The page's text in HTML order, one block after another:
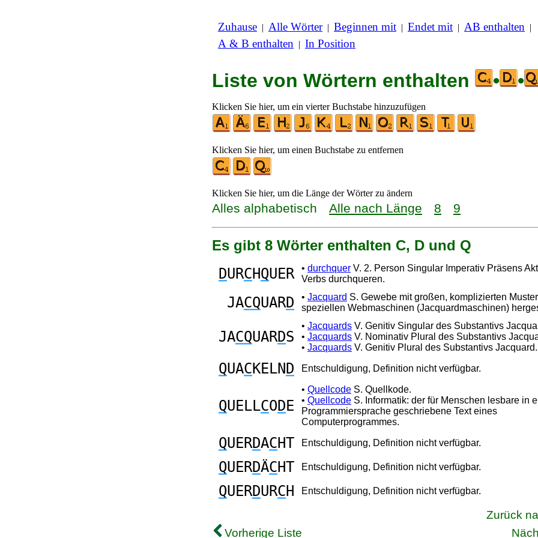
Zuhause | Alle Wörter| Beginnen mit | Endet mit | AB enthalten |
A & B enthalten | In Position
Liste von Wörtern enthalten • •
Klicken Sie hier, um ein vierter Buchstabe hinzuzufügen
Klicken Sie hier, um einen Buchstabe zu entfernen
Klicken Sie hier, um die Länge der Wörter zu ändern
Alles alphabetisch Alle nach Länge 8 9
Es gibt 8 Wörter enthalten C, D und Q
DURCHQUER • durchquer V. 2. Person Singular Imperativ Präsens
Verbs durchqueren.
JACQUARD • Jacquard S. Gewebe mit großen, komplizierten
speziellen Webmaschinen (Jacquardmaschinen)
JACQUARDS
• Jacquards V. Genitiv Singular des Substantivs
• Jacquards V. Nominativ Plural des Substantivs
• Jacquards V. Genitiv Plural des Substantivs Jacquard.
QUACKELN D Entschuldigung, Definition nicht verfügbar.
QUELLCODE
• Quellcode S. Quellkode.
• Quellcode S. Informatik: der für Menschen lesbare in
Programmiersprache geschriebene Text eines
Computerprogrammes.
QUERDACHT Entschuldigung, Definition nicht verfügbar.
QUERDÄCHT Entschuldigung, Definition nicht verfügbar.
QUERDURCH Entschuldigung, Definition nicht verfügbar.
Zurück
Vorherige Liste